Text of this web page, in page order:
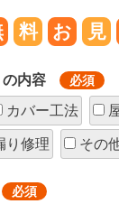
料 お 見
内容 必須
カバー工法
り修理 その
必須